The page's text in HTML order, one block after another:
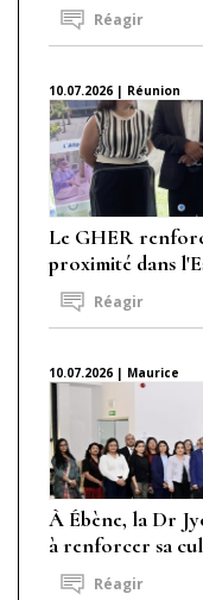
Réagir
10.07.2026 | Réunion
Le GHER
proximité dans
Réagir
10.07.2026 | Maurice
À Ébène, la Dr
à renforcer sa
Réagir